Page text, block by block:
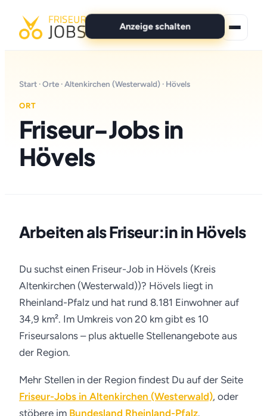
Anzeige schalten
Für Bewerber
Marken
Start ·Orte ·Altenkirchen (Westerwald) · Hövels
ORT
Friseur-Jobs in
Hövels
Arbeiten als Friseur:in in Hövels
Du suchst einen Friseur-Job in Hövels (Kreis
Altenkirchen (Westerwald))? Hövels liegt in
Rheinland-Pfalz und hat rund 8.181 Einwohner auf
34,9 km². Im Umkreis von 20 km gibt es 10
Friseursalons – plus aktuelle Stellenangebote aus
der Region.
Mehr Stellen in der Region findest Du auf der Seite
Friseur-Jobs in Altenkirchen (Westerwald), oder
stöbere im Bundesland Rheinland-Pfalz.